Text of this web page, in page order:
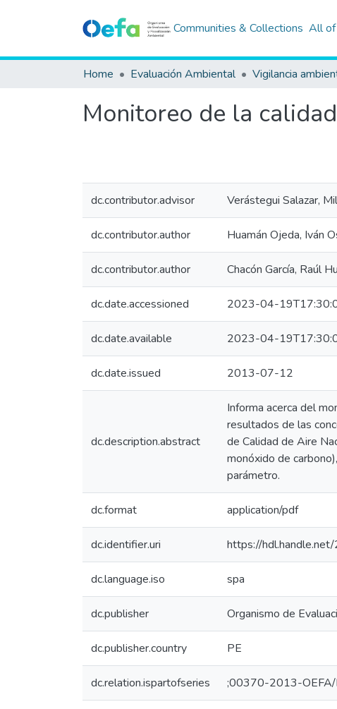
Communities & Collections All of
Home Evaluación Ambiental Vigilancia
Monitoreo de la
dc.contributor.advisor Verástegui Salazar,
dc.contributor.author Huamán Ojeda, Iván
dc.contributor.author Chacón García, Raúl
dc.date.accessioned 2023-04-
dc.date.available 2023-04-
dc.date.issued 2013-07-12
dc.description.abstract
Informa acerca del
resultados de las
de Calidad de Aire
monóxido de
parámetro.
dc.format application/pdf
dc.identifier.uri https://
dc.language.iso spa
dc.publisher Organismo de
dc.publisher.country PE
dc.relation.ispartofseries ;00370-2013-OEFA/